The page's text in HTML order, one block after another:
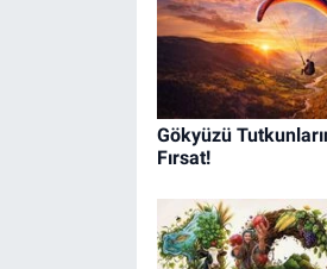
Gökyüzü
Fırsat!